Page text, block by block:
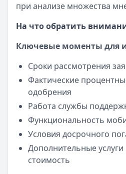
при анализе множества
На что обратить
Ключевые моменты для
Сроки рассмотрения
Фактические
одобрения
Работа службы
Функциональность
Условия досрочного
Дополнительные услуги
стоимость